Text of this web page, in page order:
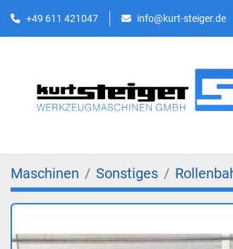
+49 611 421047 info@kurt-steiger.de
Maschinen Sonstiges